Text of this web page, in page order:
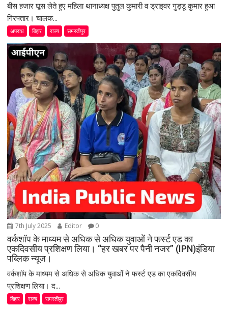
बीस हजार घूस लेते हुए महिला थानाध्यक्ष पुतुल कुमारी व ड्राइवर गुड्डू कुमार हुआ
गिरफ्तार। चालक...
अपराध बिहार राज्य समस्तीपुर
7th July 2025 Editor 0
वर्कशॉप के माध्यम से अधिक से अधिक युवाओं ने फर्स्ट एड का
एकदिवसीय प्रशिक्षण लिया। “हर खबर पर पैनी नजर” (IPN)इंडिया
पब्लिक न्यूज।
वर्कशॉप के माध्यम से अधिक से अधिक युवाओं ने फर्स्ट एड का एकदिवसीय
प्रशिक्षण लिया। द...
बिहार राज्य समस्तीपुर